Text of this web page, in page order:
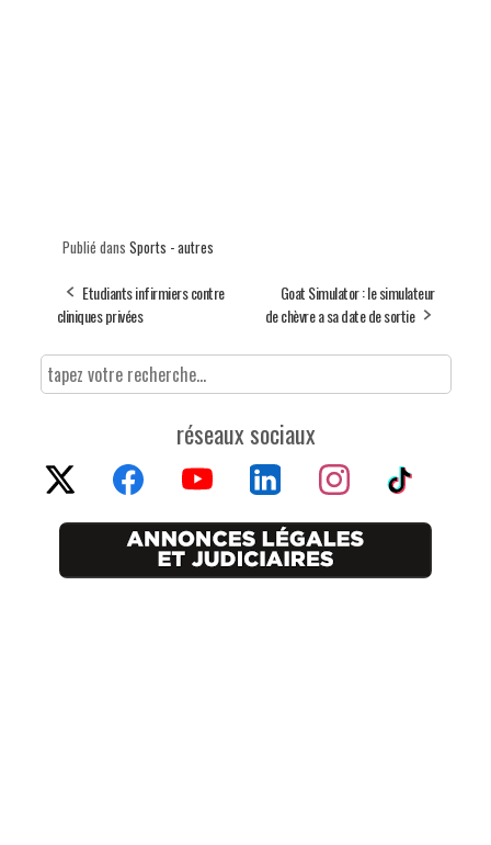
Publié dans Sports - autres
Etudiants infirmiers contre
cliniques privées
Goat Simulator : le simulateur
de chèvre a sa date de sortie
réseaux sociaux